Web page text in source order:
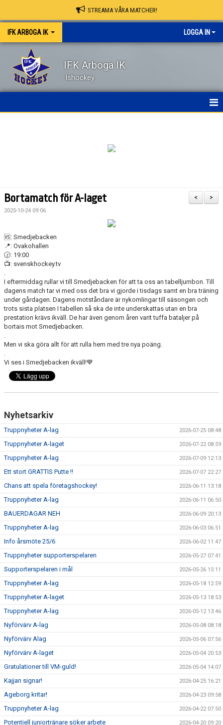
STREAMA VÅRA MATCHER!
IFK ARBOGA IK LOGGA IN
IFK Arboga IK
Ishockey
KALENDER
VÅRA LAG
ISSCHEMA
BOKA LOGE OCH MAT
BILJETTER
BLI HOCKEYDOMARE
SVENSK HOCKEYTV
KLUBBPROFIL
MEDLEMSSKAP
>
<
Bortamatch för A-laget
2025-10-24 09:06
🆚: Smedjebacken
📍: Ovakohallen
🕝: 19:00
📺: svenskhockey.tv
.
I eftermiddag rullar vi till Smedjebacken för att ta oss an tabelljumbon. Till
dagens match tar vi med oss det bra vi gjorde i tisdags samt en bra träning
under gårdagen. Dagens motståndare är nykomlingar till säsongen och
trots sista platsen I tabellen så ska de inte underskattas utan en bra
prestation krävs ikväll. De har även genom åren varit tuffa bataljer på
bortais mot Smedjebacken.
.
Men vi ska göra allt för att rulla hem med tre nya poäng.
.
Vi ses i Smedjebacken ikväll!💙
Nyhetsarkiv
Truppnyheter A-lag 2026-07-25 08:48
Truppnyheter A-laget 2026-07-22 08:59
Truppnyheter A-lag 2026-07-09 12:13
Ett stort GRATTIS Putte !! 2026-07-07 22:27
Chans att spela företagshockey! 2026-06-11 13:18
Truppnyheter A-lag 2026-06-11 06:50
BAUERDAGAR NEH 2026-06-09 20:13
Truppnyheter A-lag 2026-06-03 06:51
Info årsmöte 25/6 2026-06-02 11:47
Truppnyheter supporterspelaren 2026-05-27 07:41
Supporterspelaren i mål 2026-05-26 15:11
Truppnyheter A-lag 2026-05-18 12:59
Truppnyheter A-laget 2026-05-13 18:53
Truppnyheter A-lag 2026-05-12 13:46
Nyförvärv A-lag 2026-05-08 08:18
Nyförvärv Alag 2026-05-06 07:56
Nyförvärv A-laget 2026-05-04 20:53
Gratulationer till VM-guld! 2026-05-04 14:07
Kajjan signar! 2026-04-25 16:21
Ageborg kritar! 2026-04-23 09:58
Truppnyheter A-lag 2026-04-22 07:50
Potentiell juniortränare söker arbete 2026-04-20 09:20